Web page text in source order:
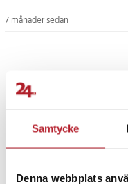
Samtycke
Denna webbplats
- Temperaturintervall: -50
- Display: LCD med hög
- Mått: ca 70 x 20 x 14 mm
- Montering:
7 månader sedan